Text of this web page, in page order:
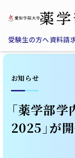
受験生の方へ資料請
お知らせ
「薬学部
2025」が